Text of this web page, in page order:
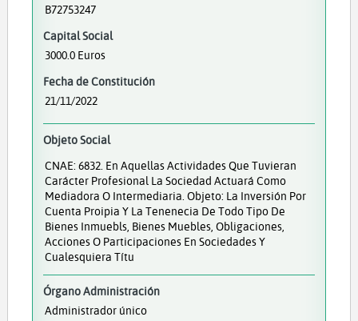
B72753247
Capital Social
3000.0 Euros
Fecha de Constitución
21/11/2022
Objeto Social
CNAE: 6832. En Aquellas Actividades Que Tuvieran
Carácter Profesional La Sociedad Actuará Como
Mediadora O Intermediaria. Objeto: La Inversión Por
Cuenta Proipia Y La Tenenecia De Todo Tipo De
Bienes Inmuebls, Bienes Muebles, Obligaciones,
Acciones O Participaciones En Sociedades Y
Cualesquiera Títu
Órgano Administración
Administrador único